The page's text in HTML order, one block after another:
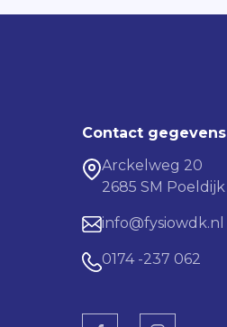
Contact gegevens
Arckelweg 20
2685 SM Poeldijk
info@fysiowdk.nl
0174 -237 062